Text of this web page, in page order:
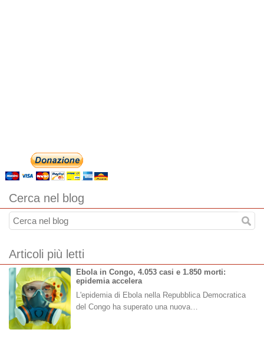
Cerca nel blog
Articoli più letti
Ebola in Congo, 4.053 casi e 1.850 morti:
epidemia accelera
L'epidemia di Ebola nella Repubblica Democratica
del Congo ha superato una nuova…